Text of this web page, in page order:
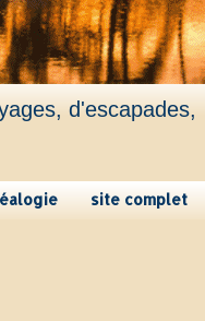
d'escapades,
site complet